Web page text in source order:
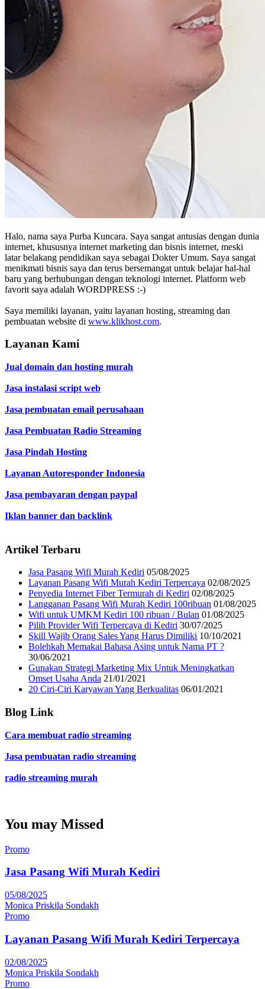
Halo, nama saya Purba Kuncara. Saya sangat antusias dengan dunia
internet, khususnya internet marketing dan bisnis internet, meski
latar belakang pendidikan saya sebagai Dokter Umum. Saya sangat
menikmati bisnis saya dan terus bersemangat untuk belajar hal-hal
baru yang berhubungan dengan teknologi internet. Platform web
favorit saya adalah WORDPRESS :-)
Saya memiliki layanan, yaitu layanan hosting, streaming dan
pembuatan website di www.klikhost.com.
Layanan Kami
Jual domain dan hosting murah
Jasa instalasi script web
Jasa pembuatan email perusahaan
Jasa Pembuatan Radio Streaming
Jasa Pindah Hosting
Layanan Autoresponder Indonesia
Jasa pembayaran dengan paypal
Iklan banner dan backlink
Artikel Terbaru
Jasa Pasang Wifi Murah Kediri 05/08/2025
Layanan Pasang Wifi Murah Kediri Terpercaya 02/08/2025
Penyedia Internet Fiber Termurah di Kediri 02/08/2025
Langganan Pasang Wifi Murah Kediri 100ribuan 01/08/2025
Wifi untuk UMKM Kediri 100 ribuan / Bulan 01/08/2025
Pilih Provider Wifi Terpercaya di Kediri 30/07/2025
Skill Wajib Orang Sales Yang Harus Dimiliki 10/10/2021
Bolehkah Memakai Bahasa Asing untuk Nama PT ?
30/06/2021
Gunakan Strategi Marketing Mix Untuk Meningkatkan
Omset Usaha Anda 21/01/2021
20 Ciri-Ciri Karyawan Yang Berkualitas 06/01/2021
Blog Link
Cara membuat radio streaming
Jasa pembuatan radio streaming
radio streaming murah
You may Missed
Promo
Jasa Pasang Wifi Murah Kediri
05/08/2025
Monica Priskila Sondakh
Promo
Layanan Pasang Wifi Murah Kediri Terpercaya
02/08/2025
Monica Priskila Sondakh
Promo